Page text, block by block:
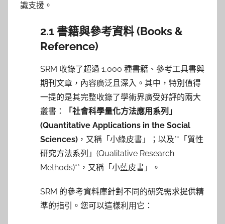
識支援。
2.1 書籍與參考資料 (Books &
Reference)
SRM 收錄了超過 1,000 種書籍、參考工具書與
期刊文章，內容廣泛且深入。其中，特別值得
一提的是其完整收錄了學術界廣受好評的兩大
叢書：
「社會科學量化方法應用系列」
(Quantitative Applications in the Social
Sciences) ，又稱「小綠皮書」；以及**「質性
研究方法系列」(Qualitative Research
Methods)**，又稱「小藍皮書」。
SRM 的參考資料庫針對不同的研究需求提供精
準的指引。您可以這樣利用它：